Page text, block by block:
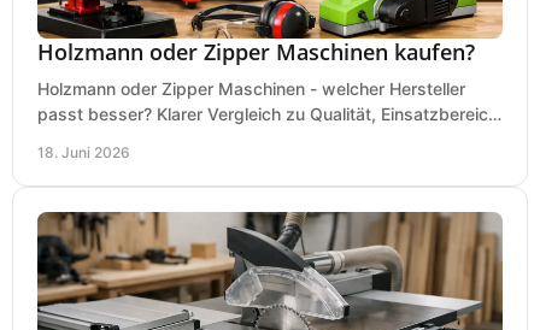
Holzmann oder Zipper Maschinen kaufen?
Holzmann oder Zipper Maschinen - welcher Hersteller
passt besser? Klarer Vergleich zu Qualität, Einsatzbereich,
18. Juni 2026